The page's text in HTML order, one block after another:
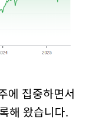
에 집중하면서
해 왔습니다.